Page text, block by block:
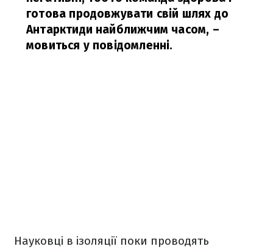
готова продовжувати свій шлях до
Антарктиди найближчим часом, –
мовиться у повідомленні.
Науковці в ізоляції поки проводять